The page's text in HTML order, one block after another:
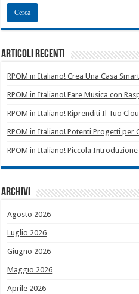
Articoli recenti
RPOM in Italiano! Crea Una Casa Smart
RPOM in Italiano! Fare Musica con
RPOM in Italiano! Riprenditi Il Tuo
RPOM in Italiano! Potenti Progetti per
RPOM in Italiano! Piccola Introduzione
Archivi
Agosto 2026
Luglio 2026
Giugno 2026
Maggio 2026
Aprile 2026